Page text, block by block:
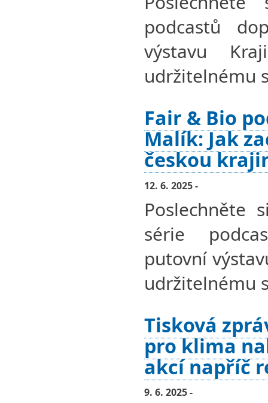
podcastů
výstavu
udržitelnému
Fair & Bio
Malík: Jak
českou
12. 6. 2025 -
Poslechněte
série
putovní
udržitelnému
Tisková
pro klima
akcí napříč
9. 6. 2025 -